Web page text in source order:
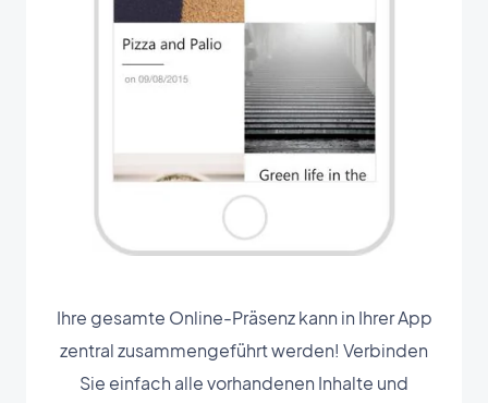
Ihre gesamte Online-Präsenz kann in Ihrer App
zentral zusammengeführt werden! Verbinden
Sie einfach alle vorhandenen Inhalte und